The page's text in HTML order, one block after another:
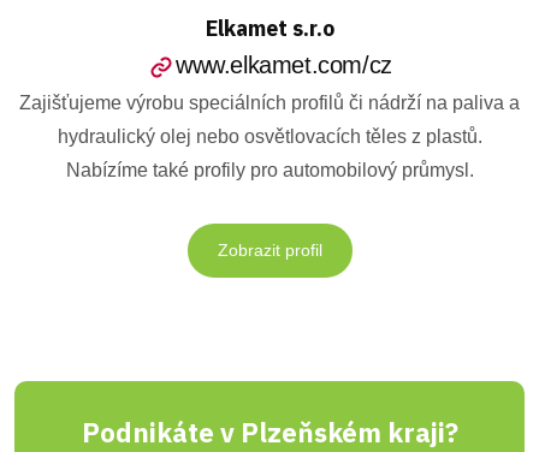
Elkamet s.r.o
www.elkamet.com/cz
Zajišťujeme výrobu speciálních profilů či nádrží na paliva a
hydraulický olej nebo osvětlovacích těles z plastů.
Nabízíme také profily pro automobilový průmysl.
Zobrazit profil
Podnikáte v Plzeňském kraji?